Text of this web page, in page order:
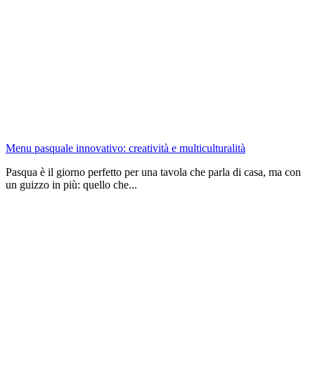
Menu pasquale innovativo: creatività e multiculturalità
Pasqua è il giorno perfetto per una tavola che parla di casa, ma con
un guizzo in più: quello che...